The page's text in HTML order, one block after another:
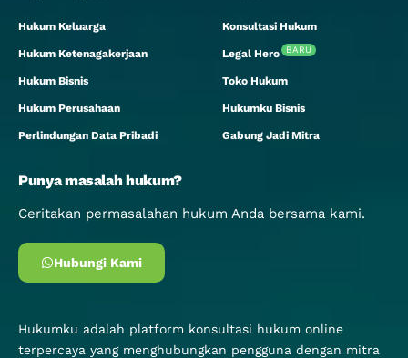
Hukum Keluarga
Hukum Ketenagakerjaan
Hukum Bisnis
Hukum Perusahaan
Perlindungan Data Pribadi
Konsultasi Hukum
Legal Hero BARU
Toko Hukum
Hukumku Bisnis
Gabung Jadi Mitra
Punya masalah hukum?
Ceritakan permasalahan hukum Anda bersama kami.
Hubungi Kami
Hukumku adalah platform konsultasi hukum online
terpercaya yang menghubungkan pengguna dengan mitra